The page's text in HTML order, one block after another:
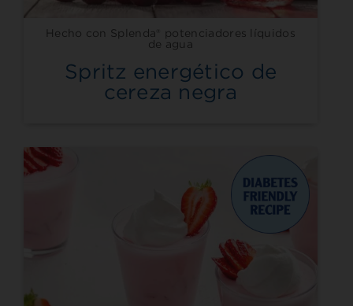
Hecho con Splenda® potenciadores líquidos
de agua
Spritz energético de
cereza negra